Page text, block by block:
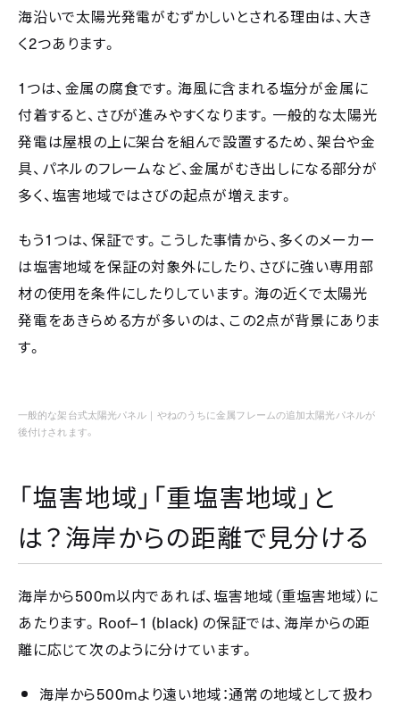
海沿いで太陽光発電がむずかしいとされる理由は、大き
く2つあります。
1 つは、金属の腐食です。海風に含まれる塩分が金属に
付着すると、さびが進みやすくなります。一般的な太陽光
発電は屋根の上に架台を組んで設置するため、架台や金
具、パネルのフレームなど、金属がむき出しになる部分が
多く、塩害地域ではさびの起点が増えます。
もう1 つは、保証です。こうした事情から、多くのメーカー
は塩害地域を保証の対象外にしたり、さびに強い専用部
材の使用を条件にしたりしています。海の近くで太陽光
発電をあきらめる方が多いのは、この2点が背景にありま
す。
一般的な架台式太陽光パネル｜やねのうちに金属フレームの追加太陽光パネルが
後付けされます。
「塩害地域」「重塩害地域」と
は？海岸からの距離で見分ける
海岸から500m以内であれば、塩害地域（重塩害地域）に
あたります。 Roof–1 (black) の保証では、海岸からの距
離に応じて次のように分けています。
海岸から500mより遠い地域：通常の地域として扱わ